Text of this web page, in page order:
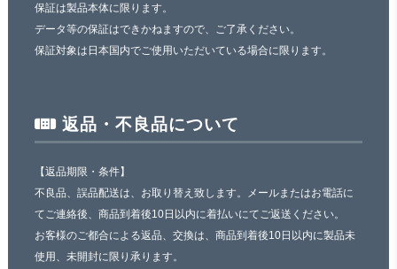
保証は製品本体に限ります。
データ等の保証はできかねますので、ご了承ください。
保証対象は日本国内でご使用いただいている場合に限ります。
返品・不良品について
【返品期限・条件】
不良品、誤品配送は、お取り替え致します。メールまたはお電話に
てご連絡後、商品到着後10日以内に着払いにてご返送ください。
お客様のご都合による返品、交換は、商品到着後10日以内に製品未
使用、未開封に限り承ります。